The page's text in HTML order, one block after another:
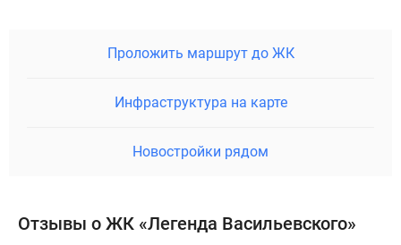
Проложить маршрут до ЖК
Инфраструктура на карте
Новостройки рядом
Отзывы о ЖК «Легенда Васильевского»